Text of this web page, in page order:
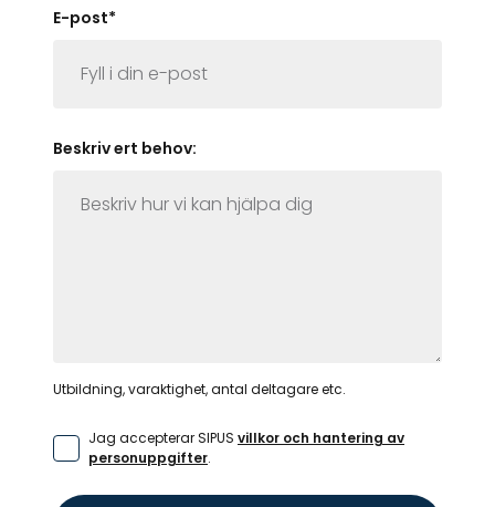
E-post*
Beskriv ert behov:
Utbildning, varaktighet, antal deltagare etc.
Jag accepterar SIPUS villkor och hantering av
personuppgifter.